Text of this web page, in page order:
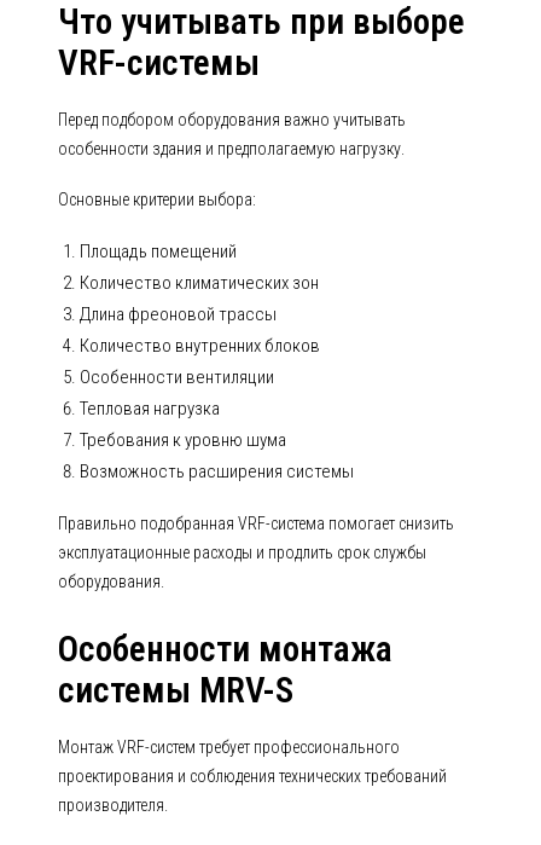
Что учитывать при выборе
VRF-системы
Перед подбором оборудования важно учитывать
особенности здания и предполагаемую нагрузку.
Основные критерии выбора:
Площадь помещений
Количество климатических зон
Длина фреоновой трассы
Количество внутренних блоков
Особенности вентиляции
Тепловая нагрузка
Требования к уровню шума
Возможность расширения системы
Правильно подобранная VRF-система помогает снизить
эксплуатационные расходы и продлить срок службы
оборудования.
Особенности монтажа
системы MRV-S
Монтаж VRF-систем требует профессионального
проектирования и соблюдения технических требований
производителя.